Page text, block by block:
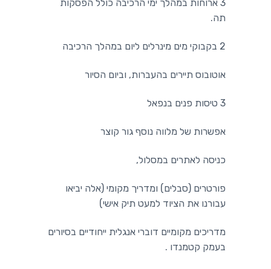
3 ארוחות במהלך ימי הרכיבה כולל הפסקות
תה.
2 בקבוקי מים מינרלים ליום במהלך הרכיבה
אוטובוס תיירים בהעברות, וביום הסיור
3 טיסות פנים בנפאל
אפשרות של מלווה נוסף גור קוצר
כניסה לאתרים במסלול,
פורטרים (סבלים) ומדריך מקומי (אלה יביאו
עבורנו את הציוד למעט תיק אישי)
מדריכים מקומיים דוברי אנגלית ייחודיים בסיורים
בעמק קטמנדו .